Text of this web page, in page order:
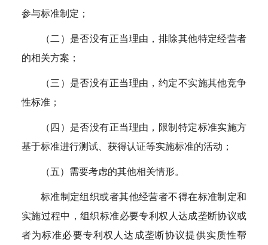
参与标准制定；
（二）是否没有正当理由，排除其他特定经营者
的相关方案；
（三）是否没有正当理由，约定不实施其他竞争
性标准；
（四）是否没有正当理由，限制特定标准实施方
基于标准进行测试、获得认证等实施标准的活动；
（五）需要考虑的其他相关情形。
标准制定组织或者其他经营者不得在标准制定和
实施过程中，组织标准必要专利权人达成垄断协议或
者为标准必要专利权人达成垄断协议提供实质性帮